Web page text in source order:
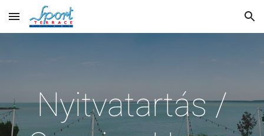
Skip to main content Skip to navigation
Nyitvatartás /